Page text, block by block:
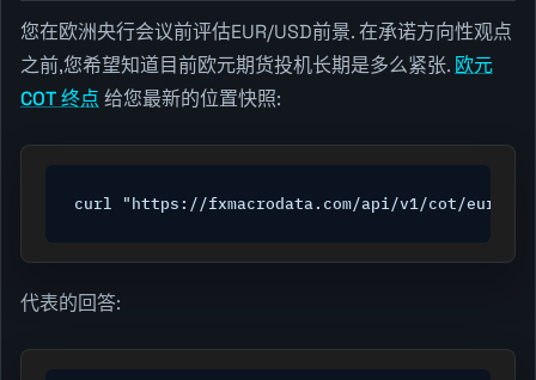
您在欧洲央行会议前评估EUR/USD前景. 在承诺方向性观点
之前,您希望知道目前欧元期货投机长期是多么紧张. 欧元
COT 终点 给您最新的位置快照:
curl "https://fxmacrodata.com/api/v1/cot/
代表的回答: